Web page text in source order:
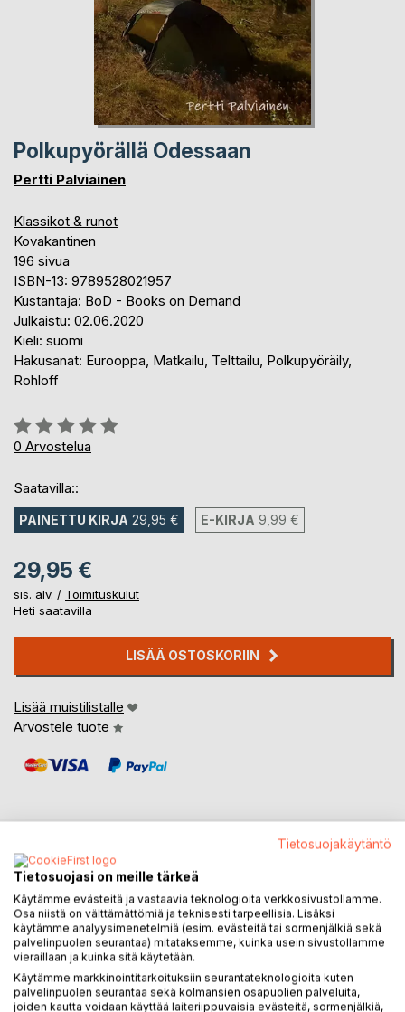
Polkupyörällä Odessaan
Pertti Palviainen
Klassikot & runot
Kovakantinen
196 sivua
ISBN-13: 9789528021957
Kustantaja: BoD - Books on Demand
Julkaistu: 02.06.2020
Kieli: suomi
Hakusanat: Eurooppa, Matkailu, Telttailu, Polkupyöräily,
Rohloff
Arvostelu::
0%
0 Arvostelua
Saatavilla::
PAINETTU KIRJA 29,95 € E-KIRJA 9,99 €
29,95 €
sis. alv. / Toimituskulut
Heti saatavilla
LISÄÄ OSTOSKORIIN
Lisää muistilistalle
Arvostele tuote
KUVAUS
Tällä kertaa matkani suuntautuu kohden Moldovaa sekä
Ukrainan satumaista kaupunkia nimeltään Odessa.
Matkalla ehtii nähdä kaikenlaista. Tutustun uusiin maisemiin
mennessäni halki Länsi Ukrainan, missä ylitän Romanian
Tietosuojakäytäntö
Tietosuojasi on meille tärkeä
Käytämme evästeitä ja vastaavia teknologioita verkkosivustollamme.
Osa niistä on välttämättömiä ja teknisesti tarpeellisia. Lisäksi
käytämme analyysimenetelmiä (esim. evästeitä tai sormenjälkiä sekä
palvelinpuolen seurantaa) mitataksemme, kuinka usein sivustollamme
vieraillaan ja kuinka sitä käytetään.
Käytämme markkinointitarkoituksiin seurantateknologioita kuten
palvelinpuolen seurantaa sekä kolmansien osapuolien palveluita,
joiden kautta voidaan käyttää laiteriippuvaisia evästeitä, sormenjälkiä,